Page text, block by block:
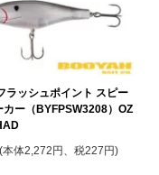
ラッシュポイント スピー
カー（BYFPSW3208）OZ
体2,272円、税227円)